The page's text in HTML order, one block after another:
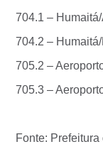
704.1 –
704.2 –
705.2 –
705.3 –
Fonte: